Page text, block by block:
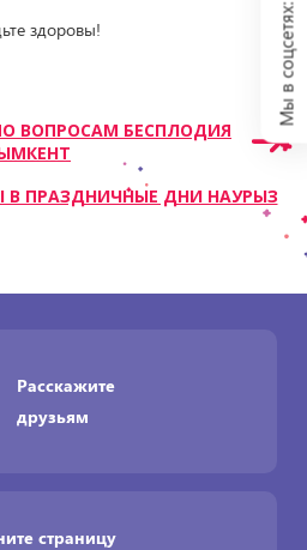
здоровы!
ВОПРОСАМ БЕСПЛОДИЯ
В ПРАЗДНИЧНЫЕ ДНИ НАУРЫЗ
Расскажите
друзьям
страницу
Мы в соцсетях: